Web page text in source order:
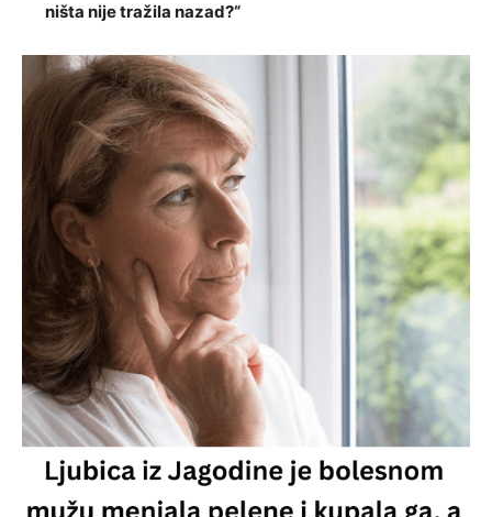
ništa nije tražila nazad?“